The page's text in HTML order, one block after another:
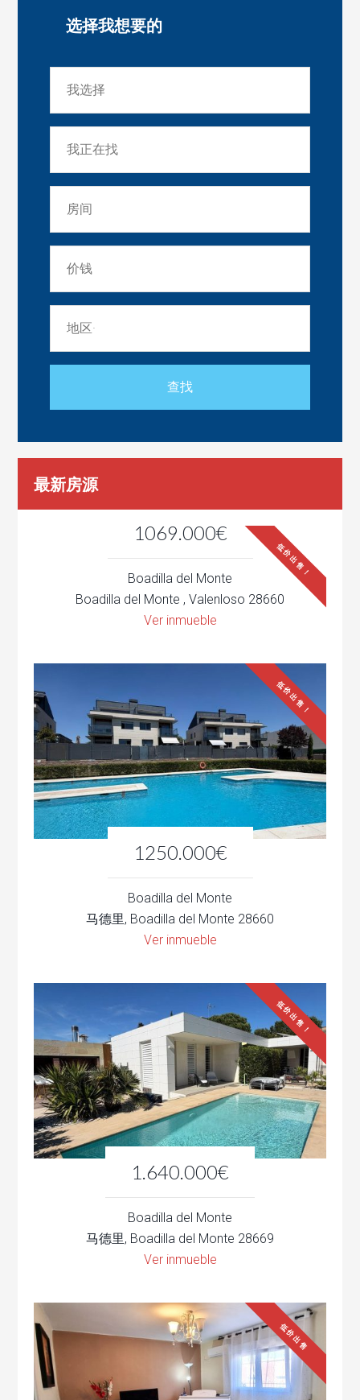
选择我想要的
最新房源
1069.000€
低价出售！
Boadilla del Monte
Boadilla del Monte , Valenloso 28660
Ver inmueble
1250.000€
低价出售！
Boadilla del Monte
马德里, Boadilla del Monte 28660
Ver inmueble
1.640.000€
低价出售！
Boadilla del Monte
马德里, Boadilla del Monte 28669
Ver inmueble
低价出售